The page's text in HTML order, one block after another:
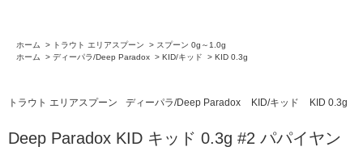
ホーム > トラウト エリアスプーン > スプーン 0g～1.0g
ホーム
> ディーパラ/Deep Paradox > KID/キッド > KID 0.3g
トラウト エリアスプーン ディーパラ/Deep Paradox KID/キッド KID 0.3g
Deep Paradox KID キッド 0.3g #2 パパイヤン